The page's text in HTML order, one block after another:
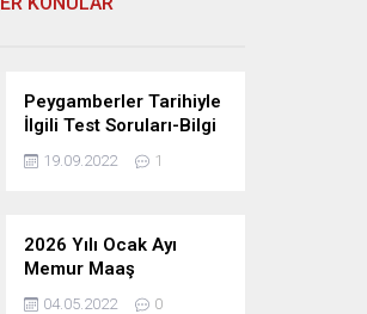
Peygamberler Tarihiyle
İlgili Test Soruları-Bilgi
Yarışması
19.09.2022 1
2026 Yılı Ocak Ayı
Memur Maaş
Katsayıları
04.05.2022 0